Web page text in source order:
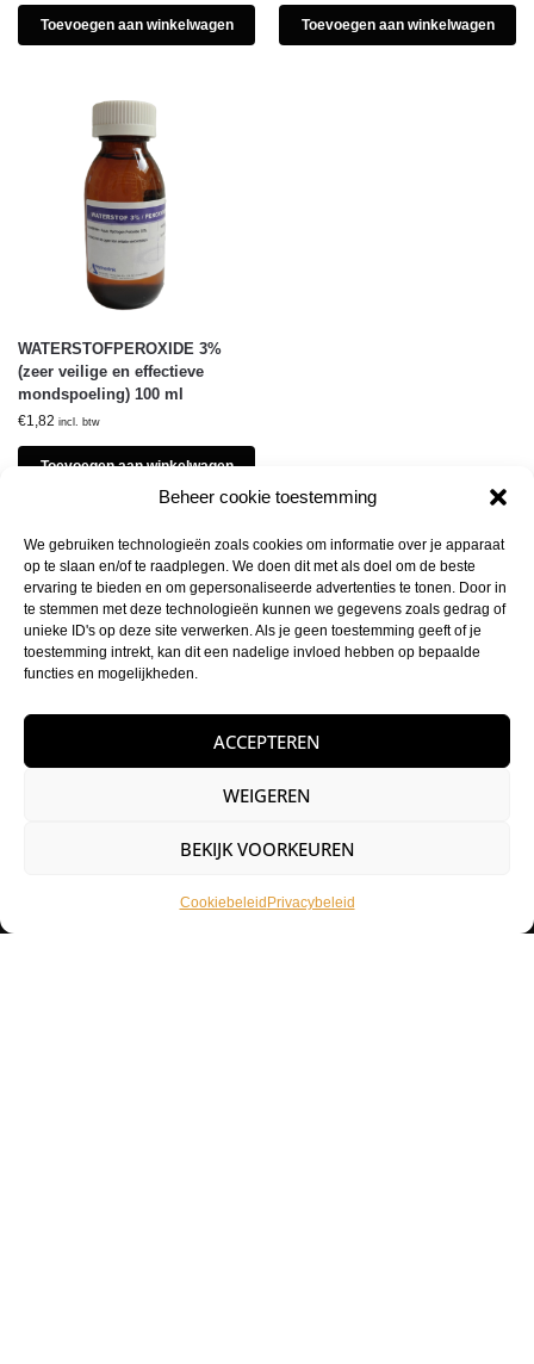
Beheer cookie toestemming
We gebruiken technologieën zoals cookies om informatie over je apparaat
op te slaan en/of te raadplegen. We doen dit met als doel om de beste
ervaring te bieden en om gepersonaliseerde advertenties te tonen. Door in
te stemmen met deze technologieën kunnen we gegevens zoals gedrag of
unieke ID's op deze site verwerken. Als je geen toestemming geeft of je
toestemming intrekt, kan dit een nadelige invloed hebben op bepaalde
functies en mogelijkheden.
ACCEPTEREN
WEIGEREN
BEKIJK VOORKEUREN
Cookiebeleid Privacybeleid
Toevoegen aan winkelwagen Toevoegen aan winkelwagen
WATERSTOFPEROXIDE 3%
(zeer veilige en effectieve
mondspoeling) 100 ml
€1,82 incl. btw
Toevoegen aan winkelwagen
Veilig betalen
iDEAL,PayPal,Creditcard en meer
Vanaf 200 euro
14 dagen retourbeleid